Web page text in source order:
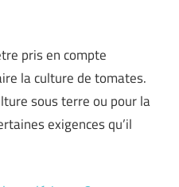
pris en compte
la culture de tomates.
sous terre ou pour la
exigences qu’il